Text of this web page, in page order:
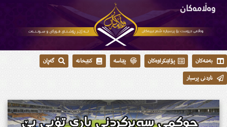
بەشەکان پۆلێنکراوەکان پێناسە کتێبخانە
گەڕان
ناردنی پرسیار